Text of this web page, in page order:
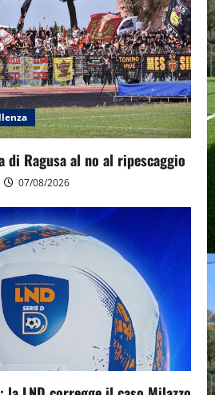
di Ragusa al no al ripescaggio
07/08/2026